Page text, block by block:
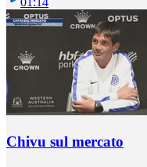
Chivu sul mercato